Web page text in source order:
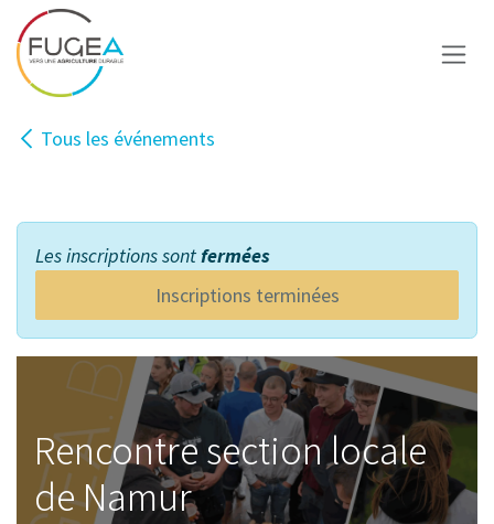
Se rendre au contenu
Tous les événements
Les inscriptions sontfermées
Inscriptions terminées
Rencontre section locale
de Namur